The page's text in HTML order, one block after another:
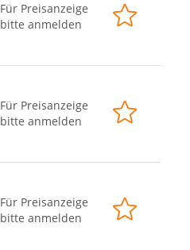
Für Preisanzeige
bitte anmelden
Für Preisanzeige
bitte anmelden
Für Preisanzeige
bitte anmelden